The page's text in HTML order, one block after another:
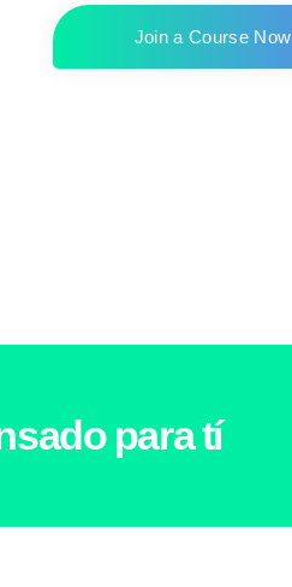
Join a Course Now
para tí